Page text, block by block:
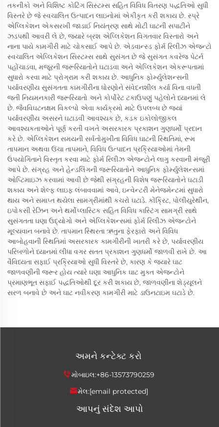
તકનીકો અને વિશિષ્ટ કોટિંગ સિસ્ટમ્સ સહિત વિવિધ વિતરણ પદ્ધતિઓ સુધી
વિસ્તરે છે જે સ્વચાલિત ઉત્પાદન લાઇનોમાં એકીકૃત કરી શકાય છે. સ્પ્રે
એપ્લિકેશન એકસરખી જાડાઈ નિયંત્રણ સાથે મોટી ઘાટની સપાટીને
ઝડપથી આવરી લે છે, જ્યારે બ્રશ એપ્લિકેશન વિગતવાર વિસ્તારો અને
નાના પાયે કામગીરી માટે ચોકસાઈ આપે છે. એડવાન્સ્ડ ફોર્મ રિલીઝ એજન્ટો
સ્વચાલિત એપ્લિકેશન સિસ્ટમ્સ સાથે સુસંગત છે જે સુસંગત કવરેજ પેટર્ન
પહોંચાડવા, મજૂરની જરૂરિયાતોને ઘટાડવા અને એપ્લિકેશન એકરૂપતામાં
સુધારો કરવા માટે પ્રોગ્રામ કરી શકાય છે. આધુનિક ફોર્મ્યુલેશન્સની
પર્યાવરણીય સુસંગતતા કામગીરીના ધોરણોને સંવેદનશીલ કર્યા વિના વધતી
જતી નિયમનકારી જરૂરિયાતો અને કોર્પોરેટ ટકાઉપણું પહેલોને ધ્યાનમાં લે
છે. જૈવવિઘટનક્ષમ વિકલ્પો એવા કાર્યક્રમો માટે ઉપલબ્ધ છે જ્યાં
પર્યાવરણીય અસરને ઘટાડવી આવશ્યક છે, કડક ઇકોલોજીકલ
આવશ્યકતાઓને પૂર્ણ કરતી વખતે અસરકારક પ્રકાશન ગુણધર્મો પ્રદાન
કરે છે. એપ્લિકેશન સમયની સર્વતોમુખીતા વિવિધ ઘાટની સ્થિતિમાં, રૂમ
તાપમાન અથવા ઉંચા તાપમાને, વિવિધ ઉત્પાદન પ્રક્રિયાઓમાં તેમની
ઉપયોગિતાને વિસ્તૃત કરવા માટે ફોર્મ રિલીઝ એજન્ટોને લાગુ કરવાની મંજૂરી
આપે છે. સંગ્રહ અને હેન્ડલિંગની જરૂરિયાતોને આધુનિક ફોર્મ્યુલેશન્સમાં
ઓપ્ટિમાઇઝ કરવામાં આવી છે જેથી સંગ્રહની વિશેષ જરૂરિયાતોને ઘટાડી
શકાય અને શેલ્ફ લાઇફ લંબાવવામાં આવે, ઇન્વેન્ટરી મેનેજમેન્ટમાં સુધારો
થાય અને સમાપ્ત થયેલા સામગ્રીમાંથી કચરો ઘટાડે. કોંક્રિટ, પોલીયુરેથીન,
ઇપોકસી રેઝિન અને થર્મોપ્લાસ્ટિક સહિત વિવિધ કાસ્ટિંગ સામગ્રી સાથે
સુસંગતતા ઘણા ઉદ્યોગો અને એપ્લિકેશન્સમાં ફોર્મ રિલીઝ એજન્ટોને
મૂલ્યવાન બનાવે છે. તાપમાન સ્થિરતા ઋતુના ફેરફારો અને વિવિધ
આબોહવાની સ્થિતિમાં અસરકારક કામગીરીની ખાતરી કરે છે, પર્યાવરણીય
પરિબળોને ધ્યાનમાં લીધા વગર સતત પ્રકાશન ગુણધર્મો જાળવી રાખે છે. આ
વૈવિધ્યતા સફાઈ પ્રક્રિયાઓ સુધી વિસ્તરે છે, કારણ કે જ્યારે ઘાટ
જાળવણીની જરૂર હોય ત્યારે ઘણા આધુનિક ઘાટ મુક્ત એજન્ટોને
પ્રમાણભૂત સફાઈ પદ્ધતિઓથી દૂર કરી શકાય છે, જાળવણીના શેડ્યૂલને
સરળ બનાવે છે અને ઘાટ નવીકરણ કામગીરી માટે ડાઉનટાઇમ ઘટાડે છે.
અમને કન્ટેક્ટ કરો
મોબાઇલ:+86-13573790259
મેલ:[email protected]
આપનું સંદેશ આપો